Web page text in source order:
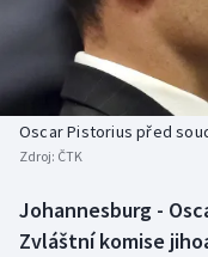
Baseball a softbal
Basketbal
Biatlon
Box
Soutěže
Historické návraty
Aplikace ČT sport
Oscar Pistorius před
Zdroj: ČTK
Johannesburg -
Zvláštní komise